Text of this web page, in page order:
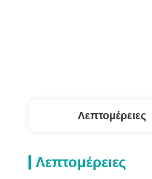
Λεπτομέρειες
Λεπτομέρειες